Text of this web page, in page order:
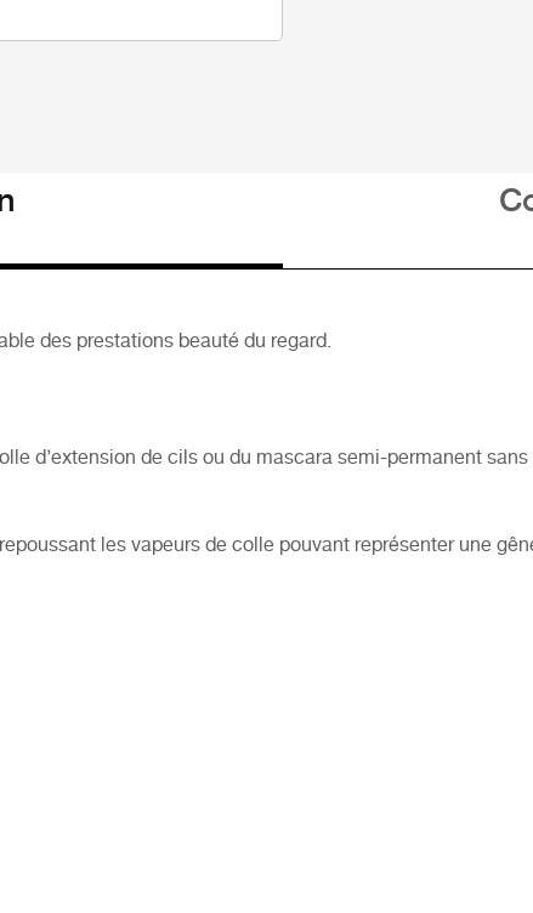
des prestationsbeauté du regard.
d’extension de cils ou du mascara semi-permanent
les vapeurs de colle pouvant représenter une